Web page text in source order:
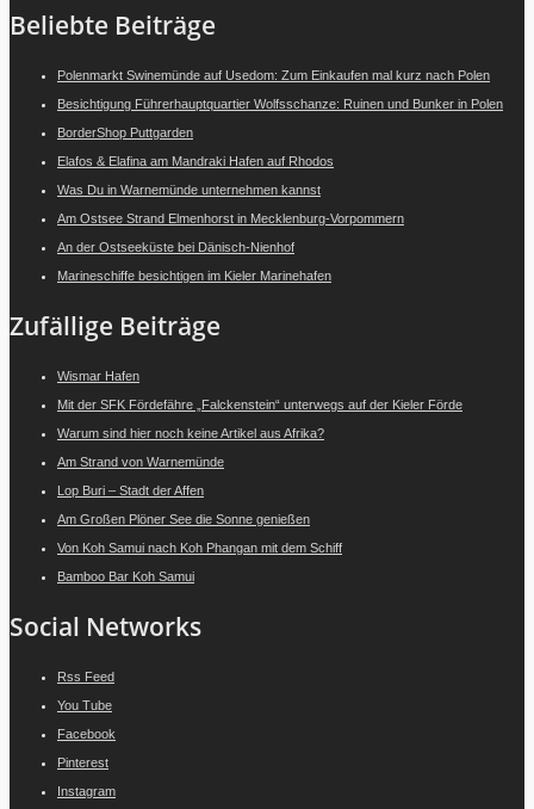
Beliebte Beiträge
Polenmarkt Swinemünde auf Usedom: Zum Einkaufen mal kurz nach Polen
Besichtigung Führerhauptquartier Wolfsschanze: Ruinen und Bunker in Polen
BorderShop Puttgarden
Elafos & Elafina am Mandraki Hafen auf Rhodos
Was Du in Warnemünde unternehmen kannst
Am Ostsee Strand Elmenhorst in Mecklenburg-Vorpommern
An der Ostseeküste bei Dänisch-Nienhof
Marineschiffe besichtigen im Kieler Marinehafen
Zufällige Beiträge
Wismar Hafen
Mit der SFK Fördefähre „Falckenstein“ unterwegs auf der Kieler Förde
Warum sind hier noch keine Artikel aus Afrika?
Am Strand von Warnemünde
Lop Buri – Stadt der Affen
Am Großen Plöner See die Sonne genießen
Von Koh Samui nach Koh Phangan mit dem Schiff
Bamboo Bar Koh Samui
Social Networks
Rss Feed
You Tube
Facebook
Pinterest
Instagram